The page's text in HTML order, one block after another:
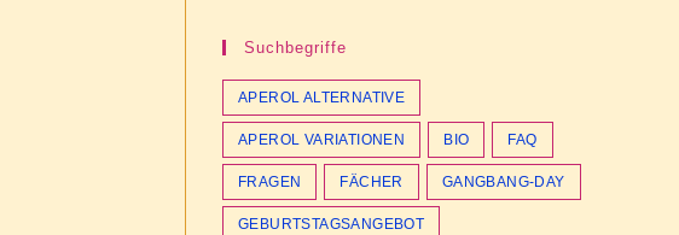
Suchbegriffe
APEROL ALTERNATIVE
APEROL VARIATIONEN BIO FAQ
FRAGEN FÄCHER GANGBANG-DAY
GEBURTSTAGSANGEBOT